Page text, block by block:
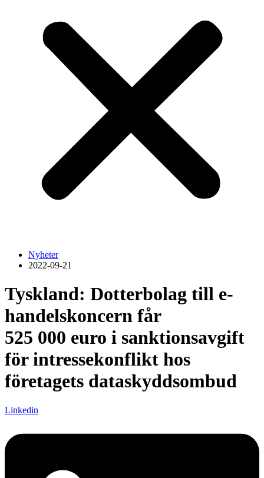
Nyheter
2022-09-21
Tyskland: Dotterbolag till e-
handelskoncern får
525 000 euro i sanktionsavgift
för intressekonflikt hos
företagets dataskyddsombud
Linkedin